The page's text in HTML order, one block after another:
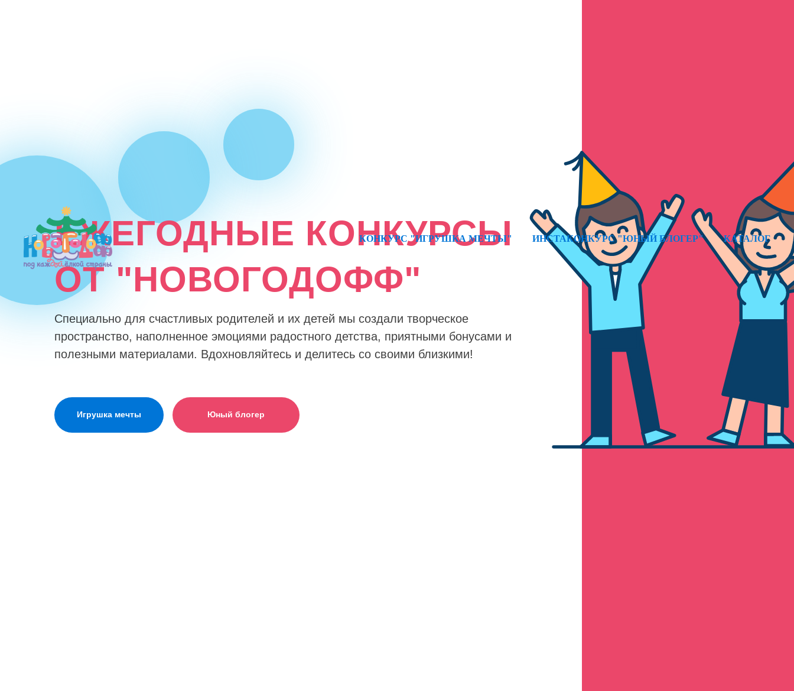
КОНКУРС "ИГРУШКА МЕЧТЫ" ИНСТАКОНКУРС "ЮНЫЙ БЛОГЕР" КАТАЛОГ
ЕЖЕГОДНЫЕ КОНКУРСЫ
ОТ "НОВОГОДОФФ"
Специально для счастливых родителей и их детей мы создали творческое
пространство, наполненное эмоциями радостного детства, приятными бонусами и
полезными материалами. Вдохновляйтесь и делитесь со своими близкими!
Игрушка мечты Юный блогер